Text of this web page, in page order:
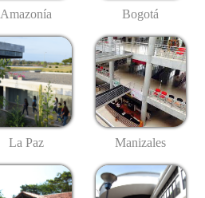
Amazonía Bogotá
La Paz Manizales